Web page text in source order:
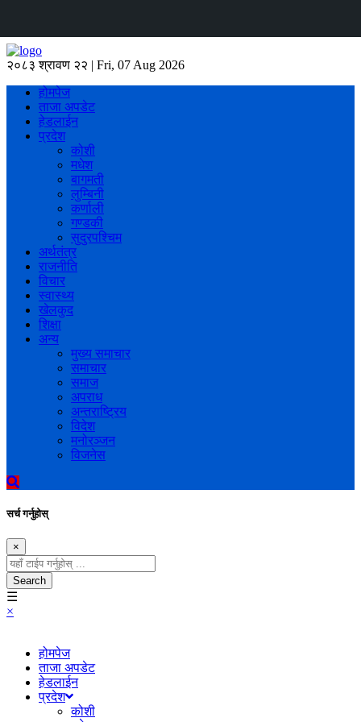
२०८३ श्रावण २२ | Fri, 07 Aug 2026
होमपेज
ताजा अपडेट
हेडलाईन
प्रदेश
कोशी
मधेश
बागमती
लुम्बिनी
कर्णाली
गण्डकी
सुदुरपश्चिम
अर्थतंत्र
राजनीति
विचार
स्वास्थ्य
खेलकुद
शिक्षा
अन्य
मुख्य समाचार
समाचार
समाज
अपराध
अन्तराष्ट्रिय
विदेश
मनोरञ्जन
विजनेस
सर्च गर्नुहोस्
×
Search
☰
×
होमपेज
ताजा अपडेट
हेडलाईन
प्रदेश
कोशी